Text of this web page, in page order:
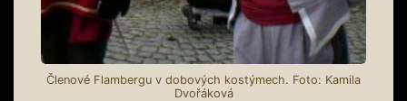
Členové Flambergu v dobových kostýmech. Foto: Kamila
Dvořáková